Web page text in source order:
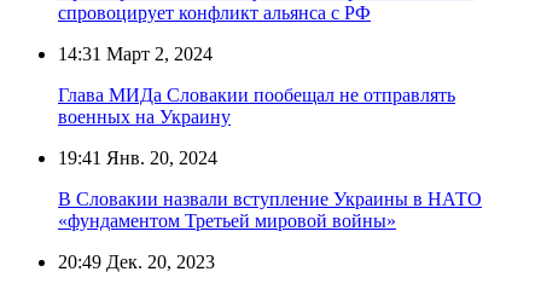
спровоцирует конфликт альянса с РФ
14:31 Март 2, 2024
Глава МИДа Словакии пообещал не отправлять
военных на Украину
19:41 Янв. 20, 2024
В Словакии назвали вступление Украины в НАТО
«фундаментом Третьей мировой войны»
20:49 Дек. 20, 2023